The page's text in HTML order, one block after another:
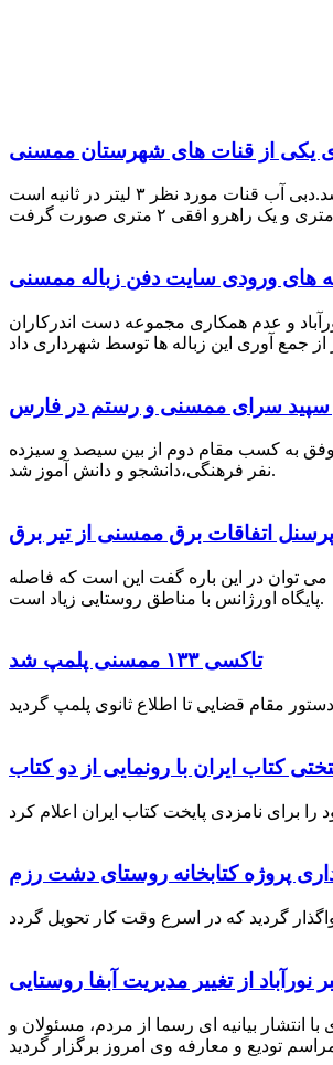
یکی از قنات های شهرستان ممسنی
احیای این قنات به گفته علیرضا ظهیر امامی رئیس کانون کارآفرینی فارس با بهره گیری از دانش و تجربه دکتر مرتضی تفتی پیشکسوت قنات های ایران انجام شد.دبی آب قنات مورد نظر ۳ لیتر در ثانیه است
های ورودی سایت دفن زباله ممسنی
و عدم همکاری مجموعه دست اندرکاران
سرای ممسنی و رستم در فارس
موفق به کسب مقام دوم از بین سیصد و سیزده
نفر فرهنگی،دانشجو و دانش آموز شد.
اتفاقات برق ممسنی از تیر برق
توان در این باره گفت این است که فاصله
پایگاه اورژانس با مناطق روستایی زیاد است.
تاکسی ۱۳۳ ممسنی پلمپ شد
کتاب ایران با رونمایی از دو کتاب
پروژه کتابخانه روستای دشت رزم
نورآباد از تغییر مدیریت آبفا روستایی
لشکری با انتشار بیانیه ای رسما از مردم، مسئولان و